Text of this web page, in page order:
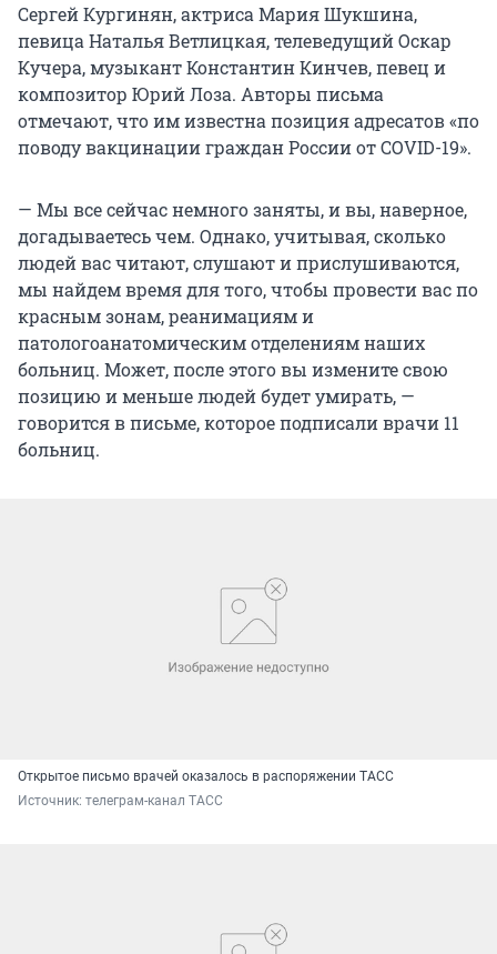
Сергей Кургинян, актриса Мария Шукшина,
певица Наталья Ветлицкая, телеведущий Оскар
Кучера, музыкант Константин Кинчев, певец и
композитор Юрий Лоза. Авторы письма
отмечают, что им известна позиция адресатов «по
поводу вакцинации граждан России от COVID-19».
— Мы все сейчас немного заняты, и вы, наверное,
догадываетесь чем. Однако, учитывая, сколько
людей вас читают, слушают и прислушиваются,
мы найдем время для того, чтобы провести вас по
красным зонам, реанимациям и
патологоанатомическим отделениям наших
больниц. Может, после этого вы измените свою
позицию и меньше людей будет умирать, —
говорится в письме, которое подписали врачи 11
больниц.
Открытое письмо врачей оказалось в распоряжении ТАСС
Источник: телеграм-канал ТАСС